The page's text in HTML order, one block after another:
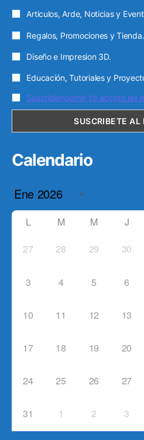
Articulos, Arde, Noticias y
Regalos, Promociones y Tienda.
Diseño e Impresion 3D.
Educación, Tutoriales y
Suscribiendome Yo acepto las
Calendario
L M M J
27 28 29 30
3 4 5 6
10 11 12 13
17 18 19 20
24 25 26 27
31 1 2 3